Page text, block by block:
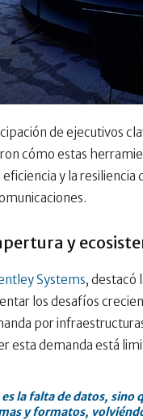
de ejecutivos
cómo estas
y la
y
Systems, destacó
los desafíos
por
esta demanda está
la falta de datos, sino
y formatos,